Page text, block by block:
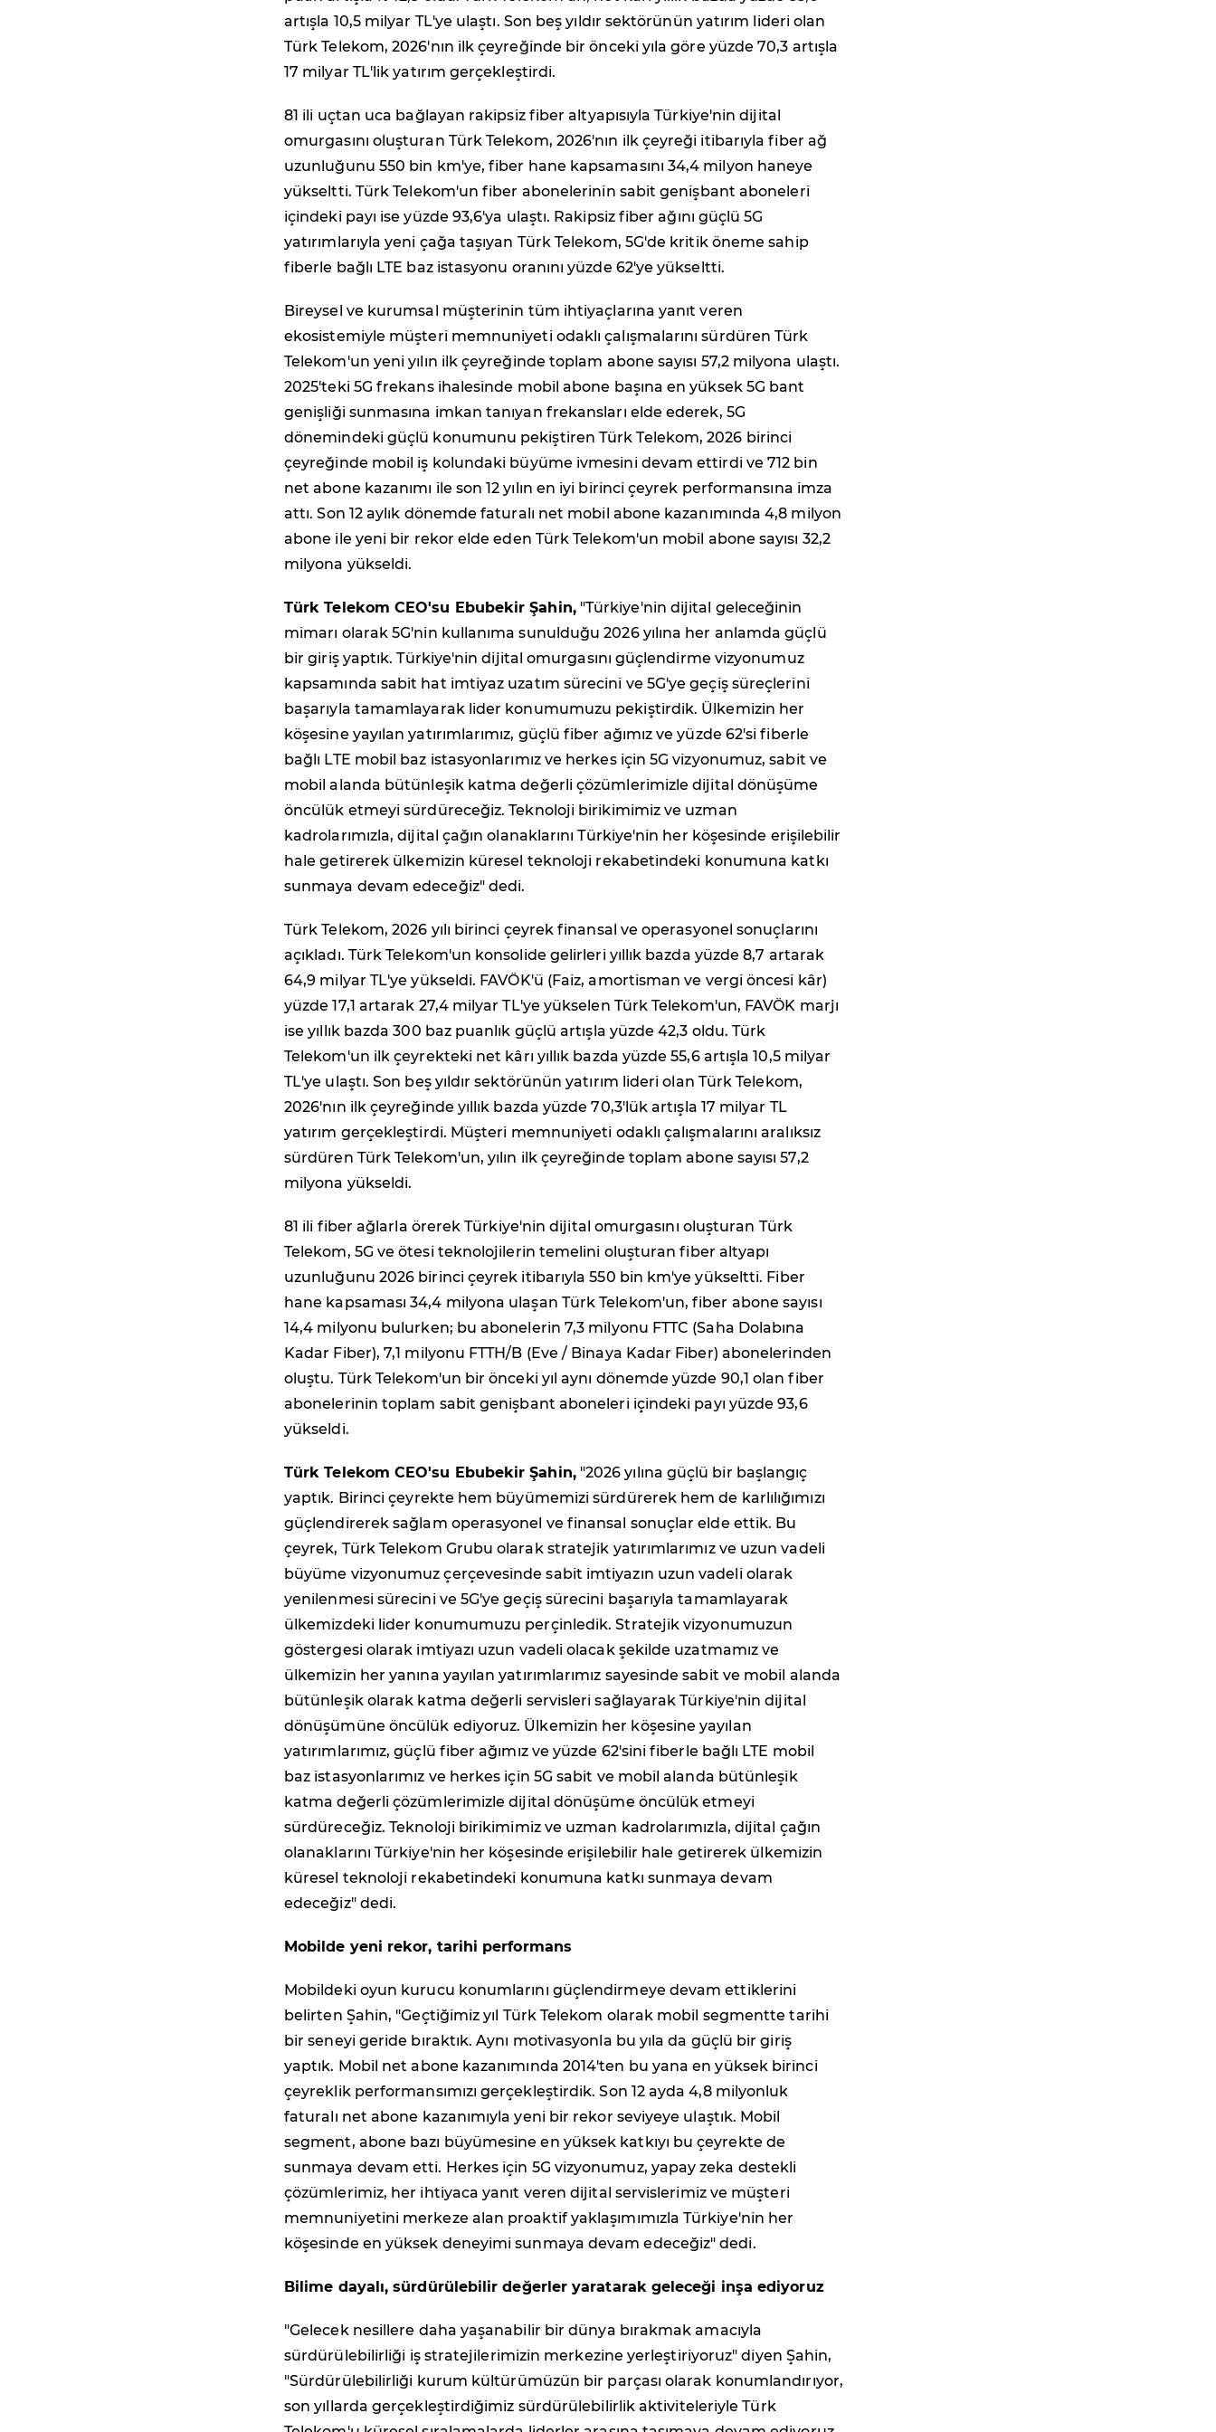
artışla 10,5 milyar TL'ye ulaştı. Son beş yıldır sektörünün yatırım lideri olan
Türk Telekom, 2026'nın ilk çeyreğinde bir önceki yıla göre yüzde 70,3 artışla
17 milyar TL'lik yatırım gerçekleştirdi.
81 ili uçtan uca bağlayan rakipsiz fiber altyapısıyla Türkiye'nin dijital
omurgasını oluşturan Türk Telekom, 2026'nın ilk çeyreği itibarıyla fiber ağ
uzunluğunu 550 bin km'ye, fiber hane kapsamasını 34,4 milyon haneye
yükseltti. Türk Telekom'un fiber abonelerinin sabit genişbant aboneleri
içindeki payı ise yüzde 93,6'ya ulaştı. Rakipsiz fiber ağını güçlü 5G
yatırımlarıyla yeni çağa taşıyan Türk Telekom, 5G'de kritik öneme sahip
fiberle bağlı LTE baz istasyonu oranını yüzde 62'ye yükseltti.
Bireysel ve kurumsal müşterinin tüm ihtiyaçlarına yanıt veren
ekosistemiyle müşteri memnuniyeti odaklı çalışmalarını sürdüren Türk
Telekom'un yeni yılın ilk çeyreğinde toplam abone sayısı 57,2 milyona ulaştı.
2025'teki 5G frekans ihalesinde mobil abone başına en yüksek 5G bant
genişliği sunmasına imkan tanıyan frekansları elde ederek, 5G
dönemindeki güçlü konumunu pekiştiren Türk Telekom, 2026 birinci
çeyreğinde mobil iş kolundaki büyüme ivmesini devam ettirdi ve 712 bin
net abone kazanımı ile son 12 yılın en iyi birinci çeyrek performansına imza
attı. Son 12 aylık dönemde faturalı net mobil abone kazanımında 4,8 milyon
abone ile yeni bir rekor elde eden Türk Telekom'un mobil abone sayısı 32,2
milyona yükseldi.
Türk Telekom CEO'su Ebubekir Şahin,"Türkiye'nin dijital geleceğinin
mimarı olarak 5G'nin kullanıma sunulduğu 2026 yılına her anlamda güçlü
bir giriş yaptık. Türkiye'nin dijital omurgasını güçlendirme vizyonumuz
kapsamında sabit hat imtiyaz uzatım sürecini ve 5G'ye geçiş süreçlerini
başarıyla tamamlayarak lider konumumuzu pekiştirdik. Ülkemizin her
köşesine yayılan yatırımlarımız, güçlü fiber ağımız ve yüzde 62'si fiberle
bağlı LTE mobil baz istasyonlarımız ve herkes için 5G vizyonumuz, sabit ve
mobil alanda bütünleşik katma değerli çözümlerimizle dijital dönüşüme
öncülük etmeyi sürdüreceğiz. Teknoloji birikimimiz ve uzman
kadrolarımızla, dijital çağın olanaklarını Türkiye'nin her köşesinde erişilebilir
hale getirerek ülkemizin küresel teknoloji rekabetindeki konumuna katkı
sunmaya devam edeceğiz" dedi.
Türk Telekom, 2026 yılı birinci çeyrek finansal ve operasyonel sonuçlarını
açıkladı. Türk Telekom'un konsolide gelirleri yıllık bazda yüzde 8,7 artarak
64,9 milyar TL'ye yükseldi. FAVÖK'ü (Faiz, amortisman ve vergi öncesi kâr)
yüzde 17,1 artarak 27,4 milyar TL'ye yükselen Türk Telekom'un, FAVÖK marjı
ise yıllık bazda 300 baz puanlık güçlü artışla yüzde 42,3 oldu. Türk
Telekom'un ilk çeyrekteki net kârı yıllık bazda yüzde 55,6 artışla 10,5 milyar
TL'ye ulaştı. Son beş yıldır sektörünün yatırım lideri olan Türk Telekom,
2026'nın ilk çeyreğinde yıllık bazda yüzde 70,3'lük artışla 17 milyar TL
yatırım gerçekleştirdi. Müşteri memnuniyeti odaklı çalışmalarını aralıksız
sürdüren Türk Telekom'un, yılın ilk çeyreğinde toplam abone sayısı 57,2
milyona yükseldi.
81 ili fiber ağlarla örerek Türkiye'nin dijital omurgasını oluşturan Türk
Telekom, 5G ve ötesi teknolojilerin temelini oluşturan fiber altyapı
uzunluğunu 2026 birinci çeyrek itibarıyla 550 bin km'ye yükseltti. Fiber
hane kapsaması 34,4 milyona ulaşan Türk Telekom'un, fiber abone sayısı
14,4 milyonu bulurken; bu abonelerin 7,3 milyonu FTTC (Saha Dolabına
Kadar Fiber), 7,1 milyonu FTTH/B (Eve / Binaya Kadar Fiber) abonelerinden
oluştu. Türk Telekom'un bir önceki yıl aynı dönemde yüzde 90,1 olan fiber
abonelerinin toplam sabit genişbant aboneleri içindeki payı yüzde 93,6
yükseldi.
Türk Telekom CEO'su Ebubekir Şahin,"2026 yılına güçlü bir başlangıç
yaptık. Birinci çeyrekte hem büyümemizi sürdürerek hem de karlılığımızı
güçlendirerek sağlam operasyonel ve finansal sonuçlar elde ettik. Bu
çeyrek, Türk Telekom Grubu olarak stratejik yatırımlarımız ve uzun vadeli
büyüme vizyonumuz çerçevesinde sabit imtiyazın uzun vadeli olarak
yenilenmesi sürecini ve 5G'ye geçiş sürecini başarıyla tamamlayarak
ülkemizdeki lider konumumuzu perçinledik. Stratejik vizyonumuzun
göstergesi olarak imtiyazı uzun vadeli olacak şekilde uzatmamız ve
ülkemizin her yanına yayılan yatırımlarımız sayesinde sabit ve mobil alanda
bütünleşik olarak katma değerli servisleri sağlayarak Türkiye'nin dijital
dönüşümüne öncülük ediyoruz. Ülkemizin her köşesine yayılan
yatırımlarımız, güçlü fiber ağımız ve yüzde 62'sini fiberle bağlı LTE mobil
baz istasyonlarımız ve herkes için 5G sabit ve mobil alanda bütünleşik
katma değerli çözümlerimizle dijital dönüşüme öncülük etmeyi
sürdüreceğiz. Teknoloji birikimimiz ve uzman kadrolarımızla, dijital çağın
olanaklarını Türkiye'nin her köşesinde erişilebilir hale getirerek ülkemizin
küresel teknoloji rekabetindeki konumuna katkı sunmaya devam
edeceğiz" dedi.
Mobilde yeni rekor, tarihi performans
Mobildeki oyun kurucu konumlarını güçlendirmeye devam ettiklerini
belirten Şahin, "Geçtiğimiz yıl Türk Telekom olarak mobil segmentte tarihi
bir seneyi geride bıraktık. Aynı motivasyonla bu yıla da güçlü bir giriş
yaptık. Mobil net abone kazanımında 2014'ten bu yana en yüksek birinci
çeyreklik performansımızı gerçekleştirdik. Son 12 ayda 4,8 milyonluk
faturalı net abone kazanımıyla yeni bir rekor seviyeye ulaştık. Mobil
segment, abone bazı büyümesine en yüksek katkıyı bu çeyrekte de
sunmaya devam etti. Herkes için 5G vizyonumuz, yapay zeka destekli
çözümlerimiz, her ihtiyaca yanıt veren dijital servislerimiz ve müşteri
memnuniyetini merkeze alan proaktif yaklaşımımızla Türkiye'nin her
köşesinde en yüksek deneyimi sunmaya devam edeceğiz" dedi.
Bilime dayalı, sürdürülebilir değerler yaratarak geleceği inşa ediyoruz
"Gelecek nesillere daha yaşanabilir bir dünya bırakmak amacıyla
sürdürülebilirliği iş stratejilerimizin merkezine yerleştiriyoruz" diyen Şahin,
"Sürdürülebilirliği kurum kültürümüzün bir parçası olarak konumlandırıyor,
son yıllarda gerçekleştirdiğimiz sürdürülebilirlik aktiviteleriyle Türk